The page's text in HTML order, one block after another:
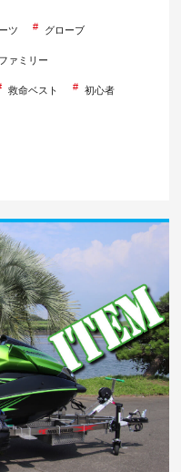
ツ グローブ
ファミリー
救命ベスト 初心者